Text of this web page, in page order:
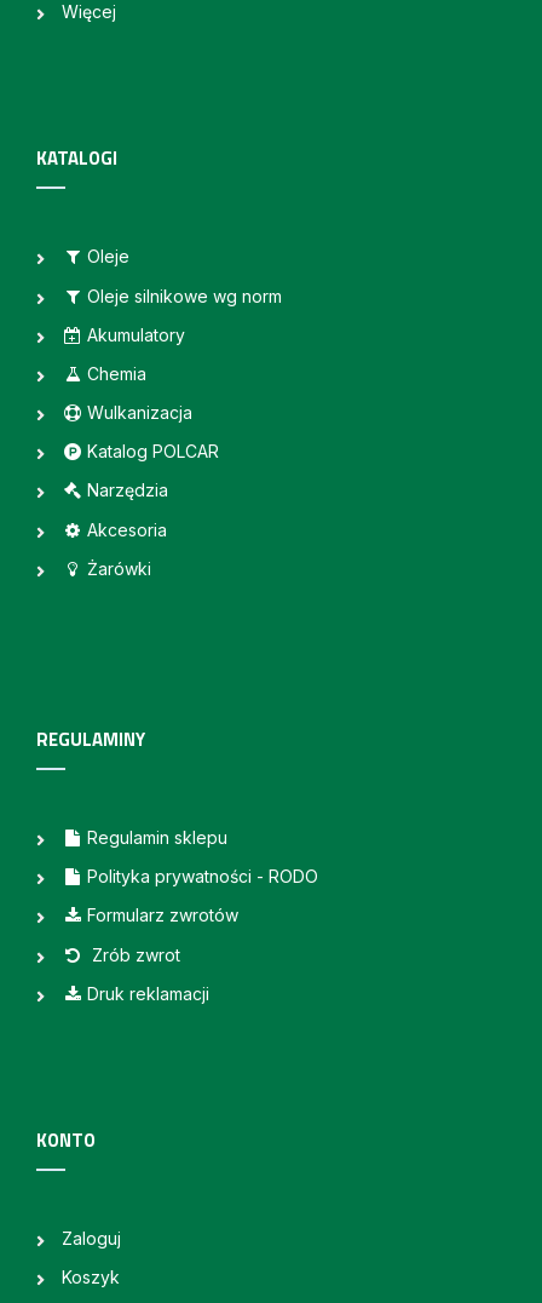
Więcej
KATALOGI
Oleje
Oleje silnikowe wg norm
Akumulatory
Chemia
Wulkanizacja
Katalog POLCAR
Narzędzia
Akcesoria
Żarówki
REGULAMINY
Regulamin sklepu
Polityka prywatności - RODO
Formularz zwrotów
Zrób zwrot
Druk reklamacji
KONTO
Zaloguj
Koszyk